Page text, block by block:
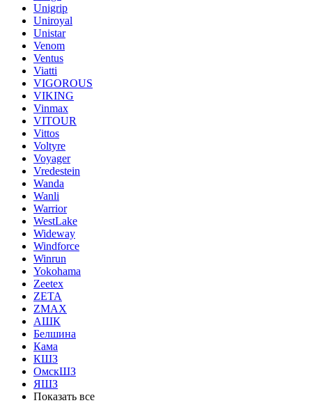
Unigrip
Uniroyal
Unistar
Venom
Ventus
Viatti
VIGOROUS
VIKING
Vinmax
VITOUR
Vittos
Voltyre
Voyager
Vredestein
Wanda
Wanli
Warrior
WestLake
Wideway
Windforce
Winrun
Yokohama
Zeetex
ZETA
ZMAX
АШК
Белшина
Кама
КШЗ
ОмскШЗ
ЯШЗ
Показать все